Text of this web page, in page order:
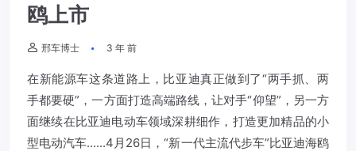
鸥上市
邢车博士 3 年 前
在新能源车这条道路上，比亚迪真正做到了“两手抓、两
手都要硬”，一方面打造高端路线，让对手“仰望”，另一方
面继续在比亚迪电动车领域深耕细作，打造更加精品的小
型电动汽车......4月26日，“新一代主流代步车”比亚迪海鸥